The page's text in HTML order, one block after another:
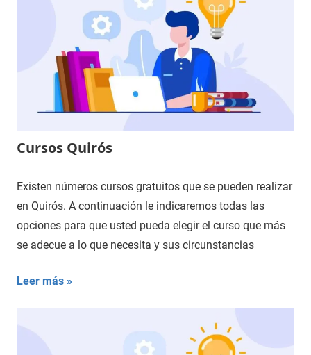
Cursos Quirós
Existen números cursos gratuitos que se pueden realizar
en Quirós. A continuación le indicaremos todas las
opciones para que usted pueda elegir el curso que más
se adecue a lo que necesita y sus circunstancias
Leer más